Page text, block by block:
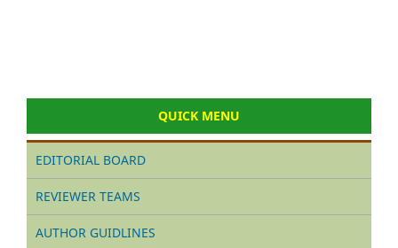
QUICK MENU
EDITORIAL BOARD
REVIEWER TEAMS
AUTHOR GUIDLINES